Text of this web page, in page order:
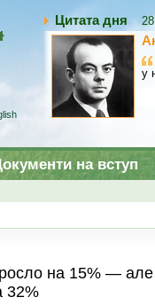
Цитата дня
у
на вступ
на 15% — але
32%